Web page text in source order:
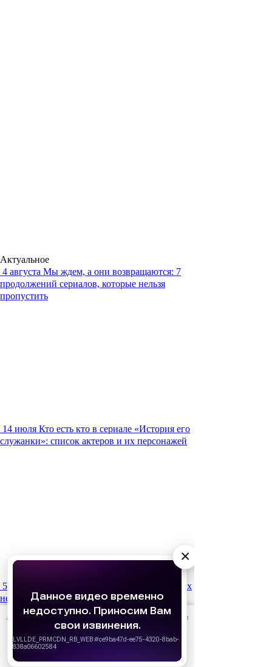
АО «Издательство СЕМЬ ДНЕЙ»
для
персонализации сервисов и удобства пользователей.
своего браузера.
Актуальное
4 августа Мы ждем, а они возвращаются: 7
продолжений сериалов, которые нельзя
пропустить
14 июля Кто есть кто в сериале «История его
служанки»: список актеров и их персонажей
5 июля
Свадебный сезон: 10 самых стильных
невест из культовых сериалов
×